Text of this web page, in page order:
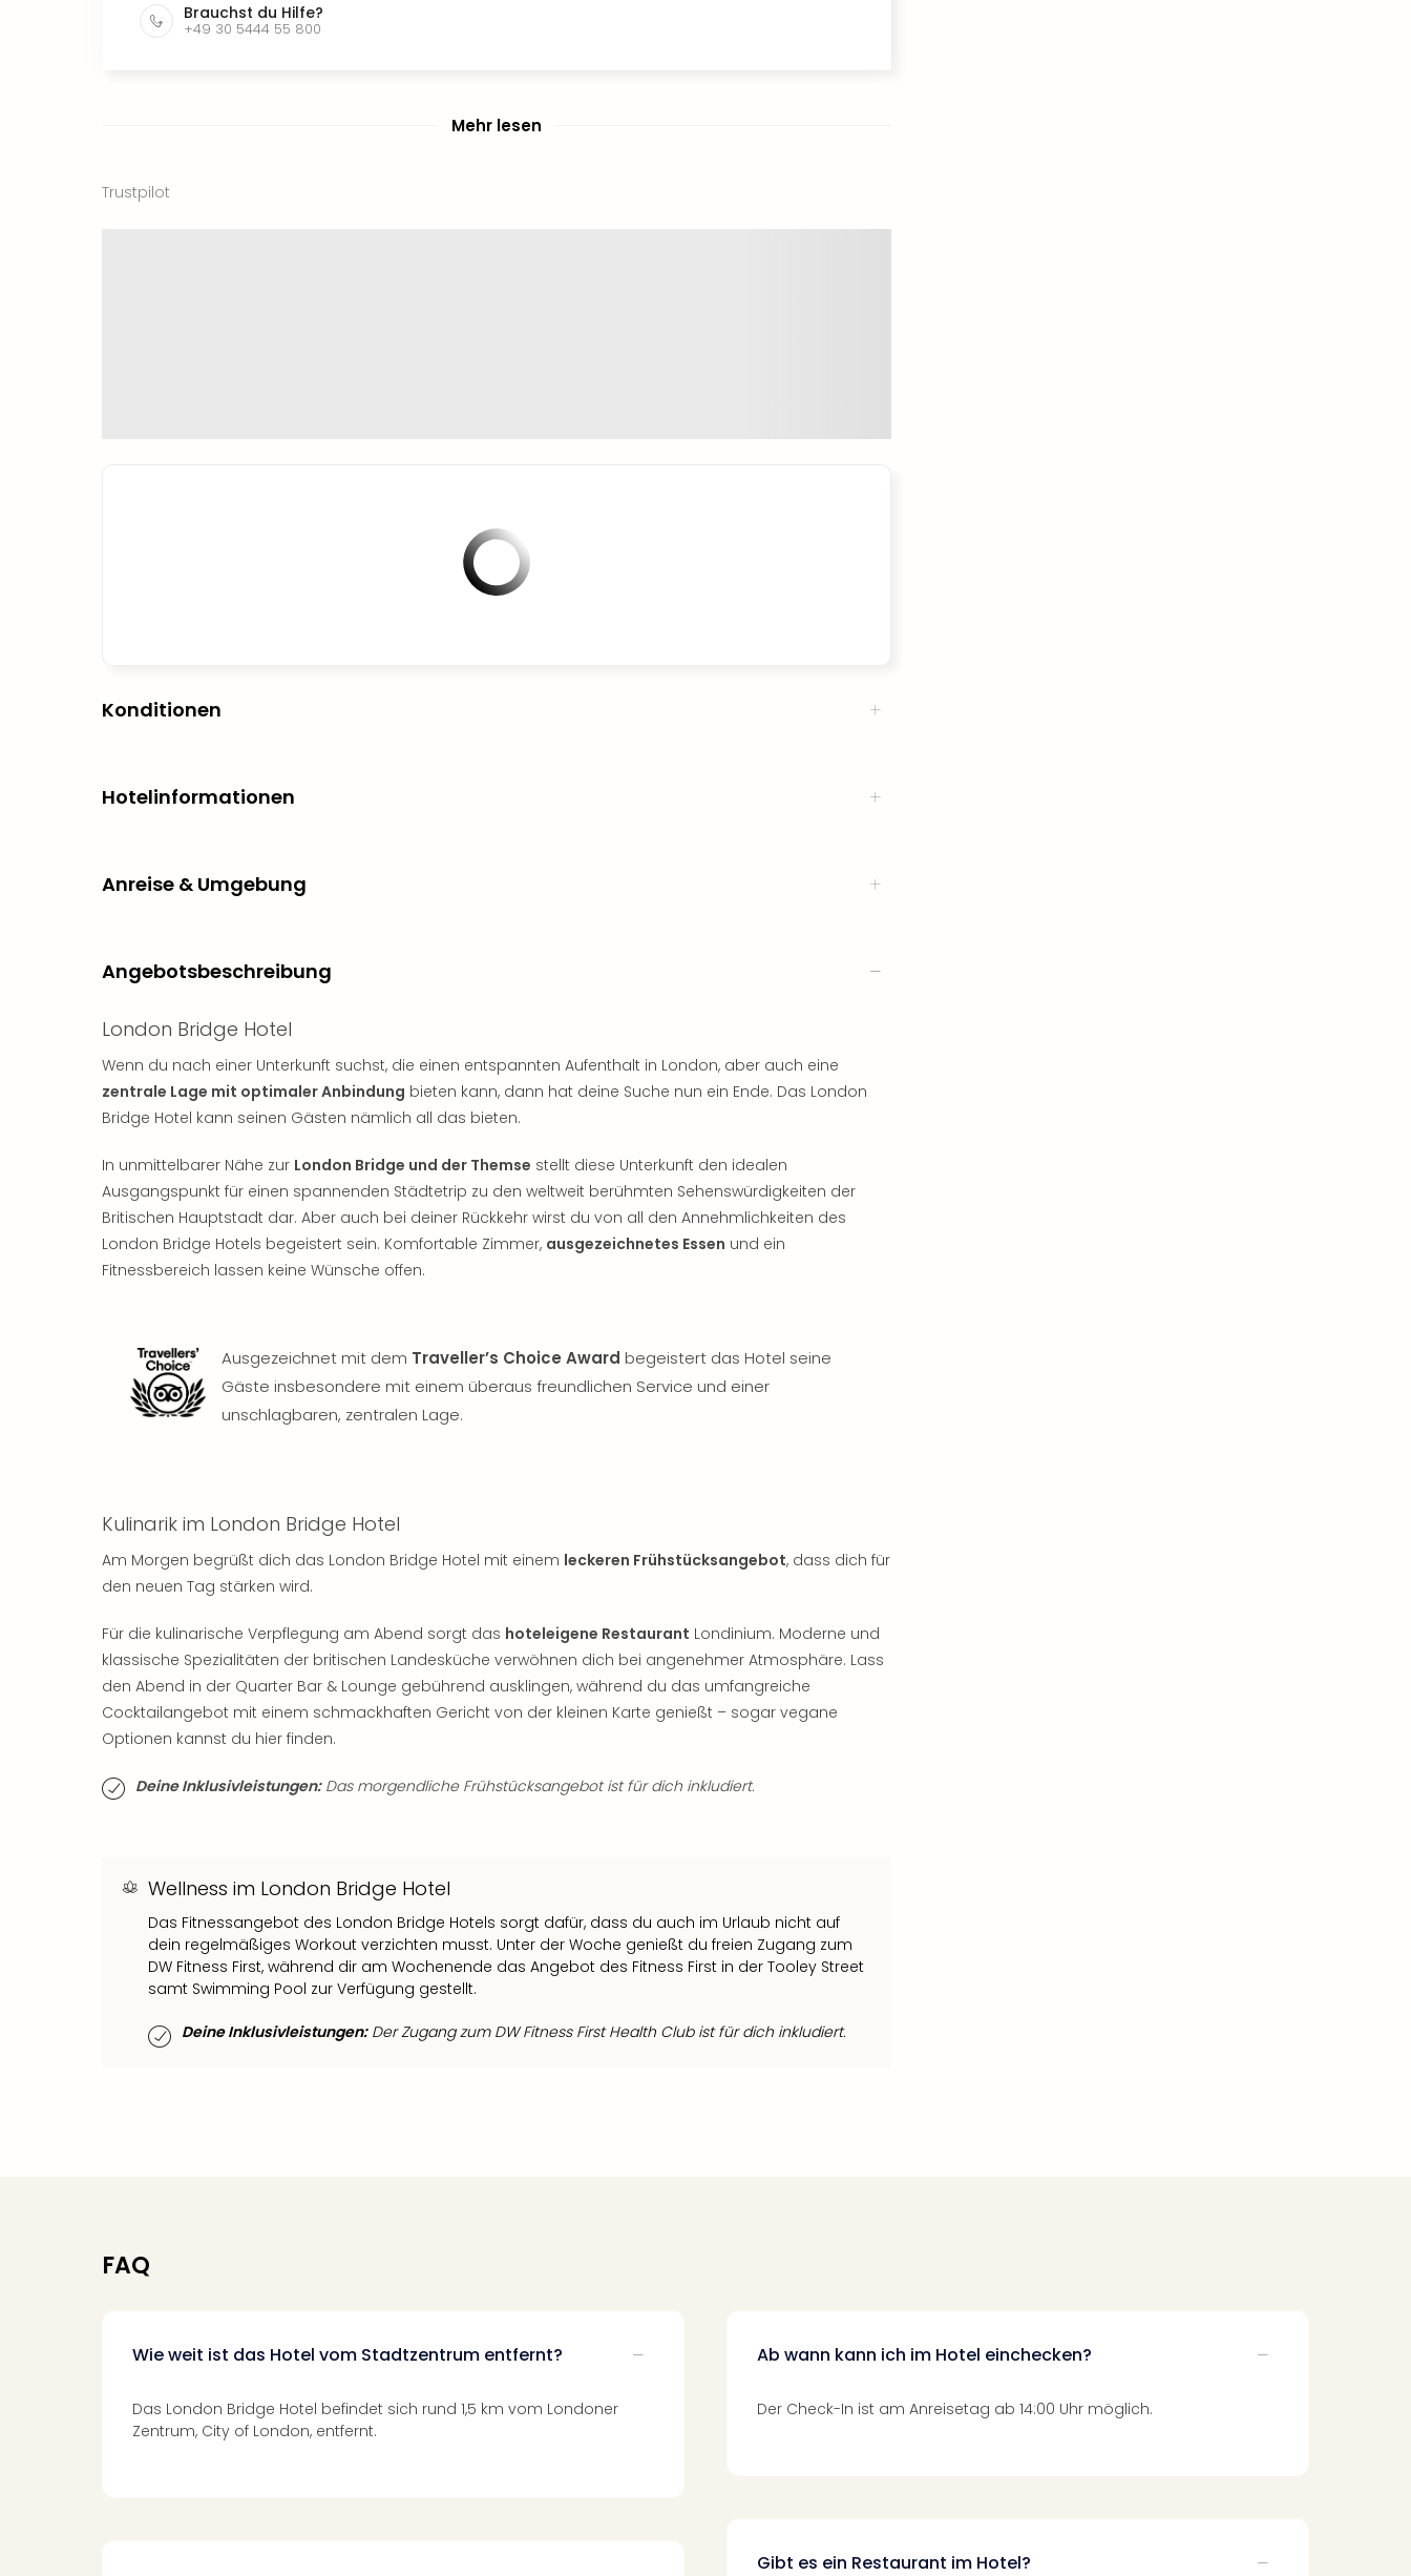
Brauchst du Hilfe?
+49 30 5444 55 800
Mehr lesen
Trustpilot
Konditionen
Hotelinformationen
Anreise & Umgebung
Angebotsbeschreibung
London Bridge Hotel
Wenn du nach einer Unterkunft suchst, die einen entspannten Aufenthalt in London, aber auch eine
zentrale Lage mit optimaler Anbindung bieten kann, dann hat deine Suche nun ein Ende. Das London
Bridge Hotel kann seinen Gästen nämlich all das bieten.
In unmittelbarer Nähe zur London Bridge und der Themse stellt diese Unterkunft den idealen
Ausgangspunkt für einen spannenden Städtetrip zu den weltweit berühmten Sehenswürdigkeiten der
Britischen Hauptstadt dar. Aber auch bei deiner Rückkehr wirst du von all den Annehmlichkeiten des
London Bridge Hotels begeistert sein. Komfortable Zimmer, ausgezeichnetes Essen und ein
Fitnessbereich lassen keine Wünsche offen.
Ausgezeichnet mit dem Traveller’s Choice Award begeistert das Hotel seine
Gäste insbesondere mit einem überaus freundlichen Service und einer
unschlagbaren, zentralen Lage.
Kulinarik im London Bridge Hotel
Am Morgen begrüßt dich das London Bridge Hotel mit einem leckeren Frühstücksangebot, dass dich für
den neuen Tag stärken wird.
Für die kulinarische Verpflegung am Abend sorgt das hoteleigene Restaurant Londinium. Moderne und
klassische Spezialitäten der britischen Landesküche verwöhnen dich bei angenehmer Atmosphäre. Lass
den Abend in der Quarter Bar & Lounge gebührend ausklingen, während du das umfangreiche
Cocktailangebot mit einem schmackhaften Gericht von der kleinen Karte genießt – sogar vegane
Optionen kannst du hier finden.
Deine Inklusivleistungen:Das morgendliche Frühstücksangebot ist für dich inkludiert.
Wellness im London Bridge Hotel
Das Fitnessangebot des London Bridge Hotels sorgt dafür, dass du auch im Urlaub nicht auf
dein regelmäßiges Workout verzichten musst. Unter der Woche genießt du freien Zugang zum
DW Fitness First, während dir am Wochenende das Angebot des Fitness First in der Tooley Street
samt Swimming Pool zur Verfügung gestellt.
Deine Inklusivleistungen:Der Zugang zum DW Fitness First Health Club ist für dich inkludiert.
FAQ
Wie weit ist das Hotel vom Stadtzentrum entfernt?
Das London Bridge Hotel befindet sich rund 1,5 km vom Londoner
Zentrum, City of London, entfernt.
Ab wann kann ich im Hotel einchecken?
Der Check-In ist am Anreisetag ab 14:00 Uhr möglich.
Gibt es ein Restaurant im Hotel?